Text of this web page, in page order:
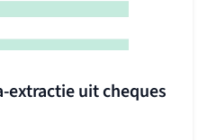
extractie uit cheques